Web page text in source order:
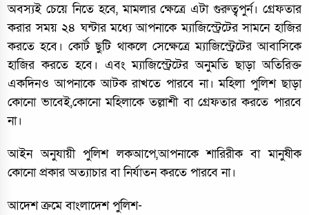
অবস্যই চেয়ে নিতে হবে, মামলার ক্ষেত্রে এটা গুরুত্বপুর্ন। গ্রেফতার
করার সময় ২৪ ঘন্টার মধ্যে আপনাকে ম্যাজিস্ট্রেটের সামনে হাজির
করতে হবে। কোর্ট ছুটি থাকলে সেক্ষেত্রে ম্যাজিস্ট্রেটের আবাসিকে
হাজির করতে হবে। এবং ম্যাজিস্ট্রেটের অনুমতি ছাড়া অতিরিক্ত
একদিনও আপনাকে আটক রাখতে পারবে না। মহিলা পুলিশ ছাড়া
কোনো ভাবেই,কোনো মহিলাকে তল্লাশী বা গ্রেফতার করতে পারবে
না।
আইন অনুযায়ী পুলিশ লকআপে,আপনাকে শারিরীক বা মানুষীক
কোনো প্রকার অত্যাচার বা নির্যাতন করতে পারবে না।
আদেশ ক্রমে বাংলাদেশ পুলিশ-